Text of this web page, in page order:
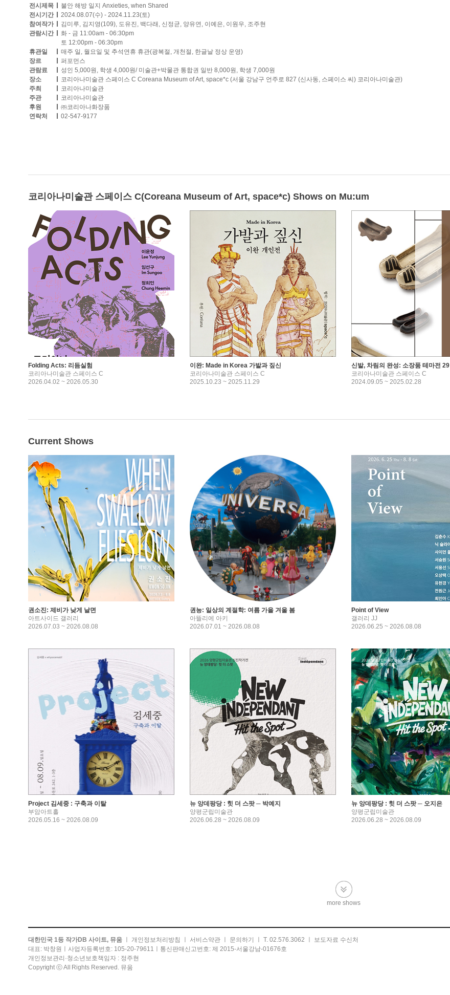
전시제목
불안 해방 일지 Anxieties, when Shared
전시기간
2024.08.07(수) - 2024.11.23(토)
참여작가
김미루, 김지영(109), 도유진, 백다래, 신정균, 양유연, 이예은, 이원우, 조주현
관람시간
화 - 금 11:00am - 06:30pm
토 12:00pm - 06:30pm
휴관일
매주 일, 월요일 및 추석연휴 휴관(광복절, 개천절, 한글날 정상 운영)
장르
퍼포먼스
관람료
성인 5,000원, 학생 4,000원/ 미술관+박물관 통합권 일반 8,000원, 학생 7,000원
장소
코리아나미술관 스페이스 C Coreana Museum of Art, space*c (서울 강남구 언주로 827 (신사동, 스페이스 씨) 코리아나미술관)
주최
코리아나미술관
주관
코리아나미술관
후원
㈜코리아나화장품
연락처
02-547-9177
코리아나미술관 스페이스 C(Coreana Museum of Art, space*c) Shows on Mu:um
Folding Acts: 리듬실험
코리아나미술관 스페이스 C
2026.04.02 ~ 2026.05.30
이완: Made in Korea 가발과 짚신
코리아나미술관 스페이스 C
2025.10.23 ~ 2025.11.29
신발, 차림의 완성: 소장품 테마전 29
코리아나미술관 스페이스 C
2024.09.05 ~ 2025.02.28
Current Shows
권소진: 제비가 낮게 날면
아트사이드 갤러리
2026.07.03 ~ 2026.08.08
권능: 일상의 계절학: 여름 가을 겨울 봄
아뜰리에 아키
2026.07.01 ~ 2026.08.08
Point of View
갤러리 JJ
2026.06.25 ~ 2026.08.08
Project 김세중 : 구축과 이탈
부암아트홀
2026.05.16 ~ 2026.08.09
뉴 앙데팡당 : 힛 더 스팟 ─ 박예지
양평군립미술관
2026.06.28 ~ 2026.08.09
뉴 앙데팡당 : 힛 더 스팟 ─ 오지은
양평군립미술관
2026.06.28 ~ 2026.08.09
more shows
대한민국 1등 작가DB 사이트, 뮤움 개인정보처리방침 서비스약관 문의하기 ㅣ T. 02.576.3062 ㅣ 보도자료 수신처
대표: 박창원ㅣ사업자등록번호: 105-20-79611ㅣ통신판매신고번호: 제 2015-서울강남-01676호
개인정보관리·청소년보호책임자 : 정주현
Copyright ⓒ All Rights Reserved. 뮤움